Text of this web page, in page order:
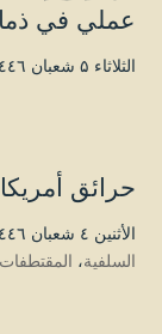
عملي في
الثلاثاء ۵ شعبان ۱٤٤٦ هـ الموافق ٤ فبراير ۲۰۲۵ مـ |
حرائق أمريكا
الأثنين ٤ شعبان ۱٤٤٦ هـ الموافق ۳ فبراير ۲۰۲۵ مـ |
السلفية،